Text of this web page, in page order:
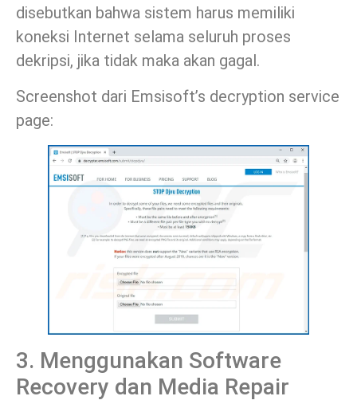
disebutkan bahwa sistem harus memiliki
koneksi Internet selama seluruh proses
dekripsi, jika tidak maka akan gagal.
Screenshot dari Emsisoft’s decryption service
page:
3. Menggunakan Software
Recovery dan Media Repair